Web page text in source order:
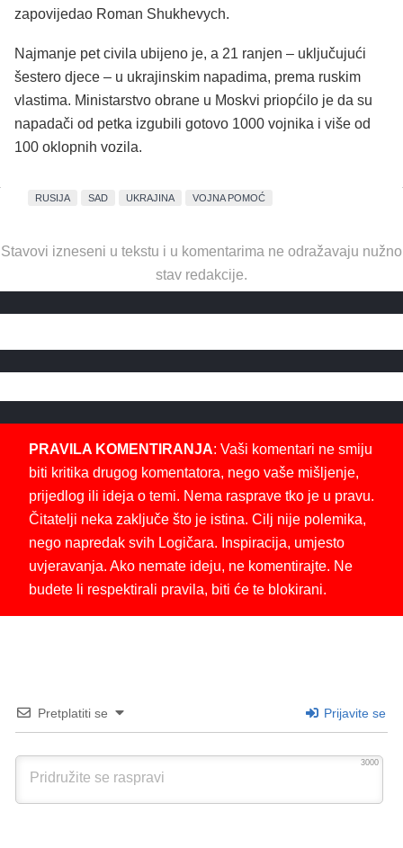
zapovijedao Roman Shukhevych.
Najmanje pet civila ubijeno je, a 21 ranjen – uključujući
šestero djece – u ukrajinskim napadima, prema ruskim
vlastima. Ministarstvo obrane u Moskvi priopćilo je da su
napadači od petka izgubili gotovo 1000 vojnika i više od
100 oklopnih vozila.
RUSIJA SAD UKRAJINA VOJNA POMOĆ
Stavovi izneseni u tekstu i u komentarima ne odražavaju nužno
stav redakcije.
PRAVILA KOMENTIRANJA: Vaši komentari ne smiju
biti kritika drugog komentatora, nego vaše mišljenje,
prijedlog ili ideja o temi. Nema rasprave tko je u pravu.
Čitatelji neka zaključe što je istina. Cilj nije polemika,
nego napredak svih Logičara. Inspiracija, umjesto
uvjeravanja. Ako nemate ideju, ne komentirajte. Ne
budete li respektirali pravila, biti će te blokirani.
Pretplatiti se Prijavite se
3000